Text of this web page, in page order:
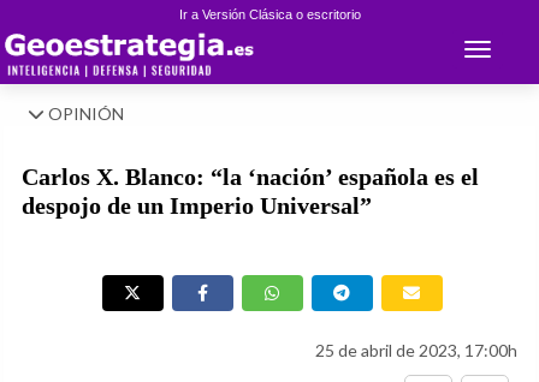
Ir a Versión Clásica o escritorio
Toggle
OPINIÓN
Carlos X. Blanco: “la ‘nación’ española es el
despojo de un Imperio Universal”
25 de abril de 2023, 17:00h